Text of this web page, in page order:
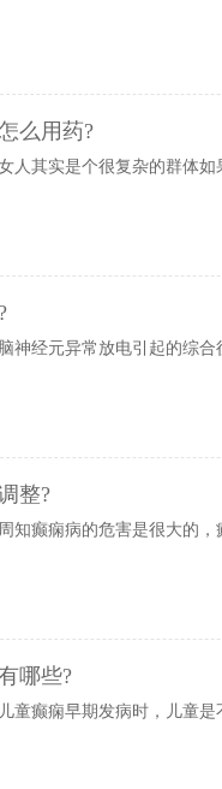
么用药?
人其实是个很复杂的群体如
神经元异常放电引起的综合
整?
知癫痫病的危害是很大的，
哪些?
童癫痫早期发病时，儿童